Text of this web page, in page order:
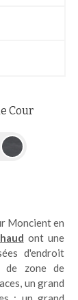
Cour
Moncient en
ont une
d'endroit
de zone de
un grand